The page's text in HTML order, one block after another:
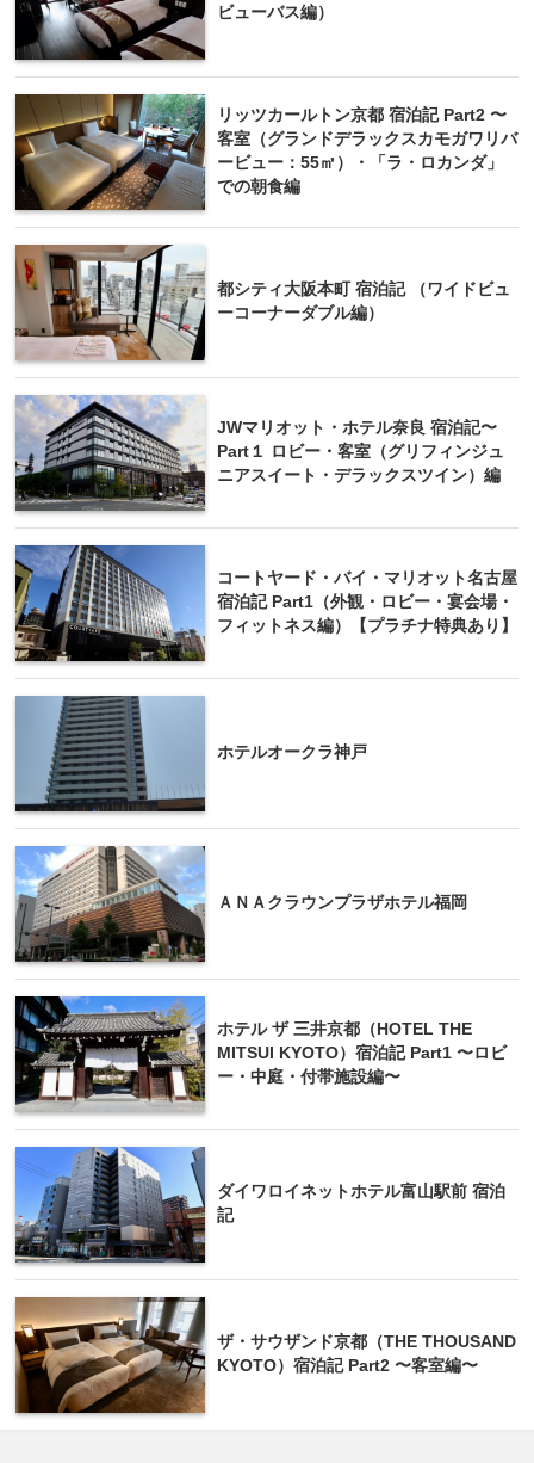
ビューバス編）
リッツカールトン京都 宿泊記 Part2 〜
客室（グランドデラックスカモガワリバ
ービュー：55㎡）・「ラ・ロカンダ」
での朝食編
都シティ大阪本町 宿泊記 （ワイドビュ
ーコーナーダブル編）
JWマリオット・ホテル奈良 宿泊記〜
Part１ ロビー・客室（グリフィンジュ
ニアスイート・デラックスツイン）編
コートヤード・バイ・マリオット名古屋
宿泊記 Part1（外観・ロビー・宴会場・
フィットネス編）【プラチナ特典あり】
ホテルオークラ神戸
ＡＮＡクラウンプラザホテル福岡
ホテル ザ 三井京都（HOTEL THE
MITSUI KYOTO）宿泊記 Part1 〜ロビ
ー・中庭・付帯施設編〜
ダイワロイネットホテル富山駅前 宿泊
記
ザ・サウザンド京都（THE THOUSAND
KYOTO）宿泊記 Part2 〜客室編〜